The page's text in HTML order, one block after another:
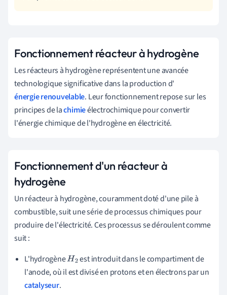
Fonctionnement réacteur à hydrogène
Les réacteurs à hydrogène représentent une avancée
technologique significative dans la production d'
énergie renouvelable. Leur fonctionnement repose sur les
principes de lachimieélectrochimique pour convertir
l'énergie chimique de l'hydrogène en électricité.
Fonctionnement d'un réacteur à
hydrogène
Un réacteur à hydrogène, couramment doté d'une pile à
combustible, suit une série de processus chimiques pour
produire de l'électricité. Ces processus se déroulent comme
suit :
L'hydrogèneH2 est introduit dans le compartiment de
l'anode, où il est divisé en protons et en électrons par un
catalyseur.